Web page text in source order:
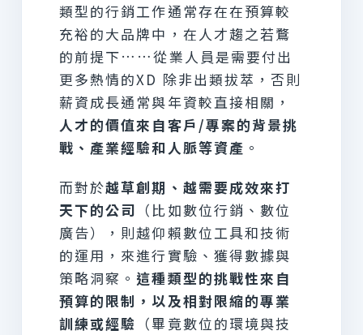
類型的行銷工作通常存在在預算較
充裕的大品牌中，在人才趨之若鶩
的前提下……從業人員是需要付出
更多熱情的XD 除非出類拔萃，否則
薪資成長通常與年資較直接相關，
人才的價值來自客戶/專案的背景挑
戰、產業經驗和人脈等資產 。
而對於越草創期、越需要成效來打
天下的公司 （比如數位行銷、數位
廣告），則越仰賴數位工具和技術
的運用，來進行實驗、獲得數據與
策略洞察。 這種類型的挑戰性來自
預算的限制，以及相對限縮的專業
訓練或經驗 （畢竟數位的環境與技